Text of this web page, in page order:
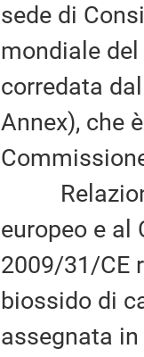
sede di
mondiale
corredata
Annex), che
Relazione
europeo e
2009/31/CE
biossido di
assegnata